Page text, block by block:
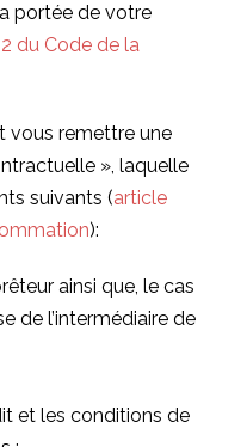
portée de votre
du Code de la
vous remettre une
», laquelle
suivants (article
):
ainsi que, le cas
de l’intermédiaire de
et les conditions de